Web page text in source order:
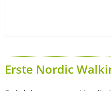
Erste Nordic